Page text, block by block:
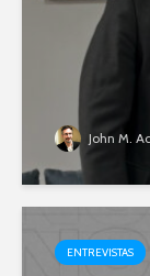
John M.
ENTREVISTAS